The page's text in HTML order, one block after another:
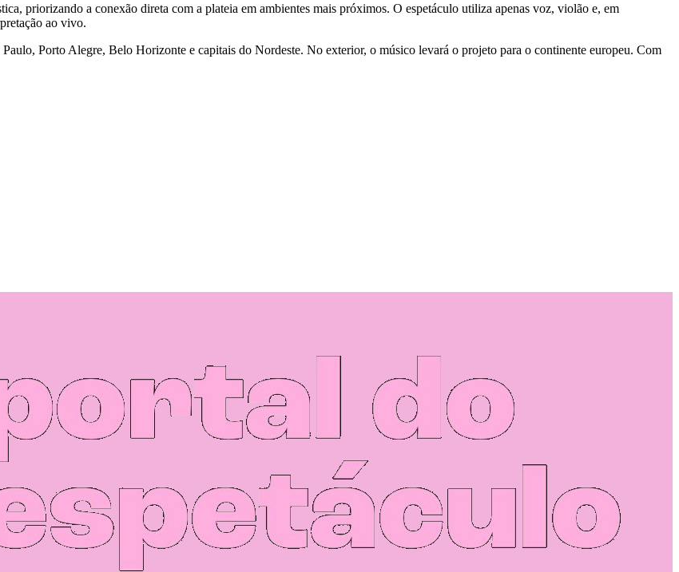
priorizando a conexão direta com a plateia em ambientes mais próximos. O espetáculo utiliza apenas voz, violão e, em
ao vivo.
Porto Alegre, Belo Horizonte e capitais do Nordeste. No exterior, o músico levará o projeto para o continente europeu. Com